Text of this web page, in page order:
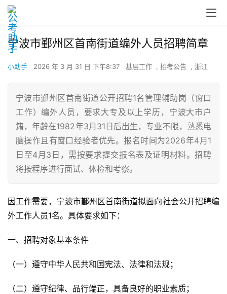
宁波市鄞州区首南街道编外人员招聘简章
小助手 2026 年 3 月 31 日 下午8:37 基层工作 , 招考公告 , 浙江
宁波市鄞州区首南街道公开招聘1名管理辅助岗（窗口
工作）编外人员，要求大专及以上学历，宁波大市户
籍，年龄在1982年3月31日后出生，专业不限，熟悉电
脑操作且有窗口经验者优先。报名时间为2026年4月1
日至4月3日，需按要求提交报名表及证明材料。招聘
将按程序进行面试、体检和考察。
因工作需要，宁波市鄞州区首南街道拟面向社会公开招聘编
外工作人员1名。具体要求如下：
一、招聘对象基本条件
（一）遵守中华人民共和国宪法、法律和法规；
（二）遵守纪律、品行端正，具备良好的职业素质；